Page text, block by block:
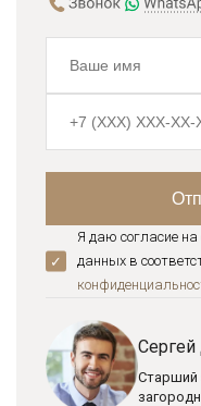
Я даю согласие
данных в
Старший